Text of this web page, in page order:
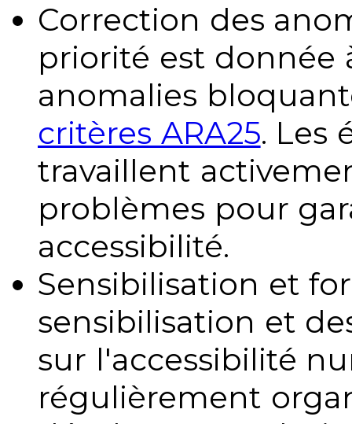
Correction des
priorité est donnée
anomalies
critères ARA25. Les
travaillent
problèmes pour
accessibilité.
Sensibilisation et
sensibilisation et
sur l'accessibilité
régulièrement